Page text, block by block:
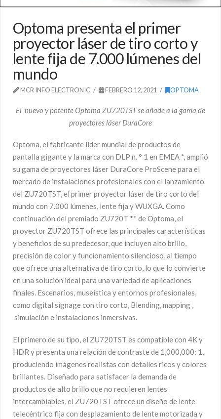
Optoma presenta el primer
proyector láser de tiro corto y
lente fija de 7.000 lúmenes del
mundo
MCR INFO ELECTRONIC FEBRERO 12, 2021 OPTOMA
El nuevo y potente Optoma ZU720TST se añade a la gama de
proyectores láser DuraCore
Optoma, el fabricante líder mundial de productos de
pantalla gigante y la marca con DLP n. ° 1 en EMEA *, amplió
su gama de proyectores láser DuraCore ProScene para el
mercado de instalaciones profesionales con el lanzamiento
del ZU720TST, el primer proyector láser de tiro corto del
mundo con 7.000 lúmenes, lente fija y WUXGA. Como
continuación del premiado ZU720T ** de Optoma, el
proyector ZU720TST ofrece las principales características
y beneficios de su predecesor, que incluyen alto brillo,
precisión de color y funcionamiento silencioso, al tiempo
que ofrece una alternativa de tiro corto, lo que lo convierte
en una solución ideal para una variedad de aplicaciones
finales. Escenarios, museística y entornos profesionales,
como digital signage con tiro corto, Blending, mapping ,
simulación e instalaciones inmersivas.
El primero de su tipo, el ZU720TST es compatible con 4K y
HDR y presenta una relación de contraste de 1,000,000: 1,
produciendo imágenes realistas con detalles ricos y colores
brillantes. Diseñado para satisfacer la demanda de
productos de alto brillo que no requieren lentes
intercambiables, el ZU720TST ofrece un diseño de lente
telecéntrico fija con desplazamiento de lente motorizada y